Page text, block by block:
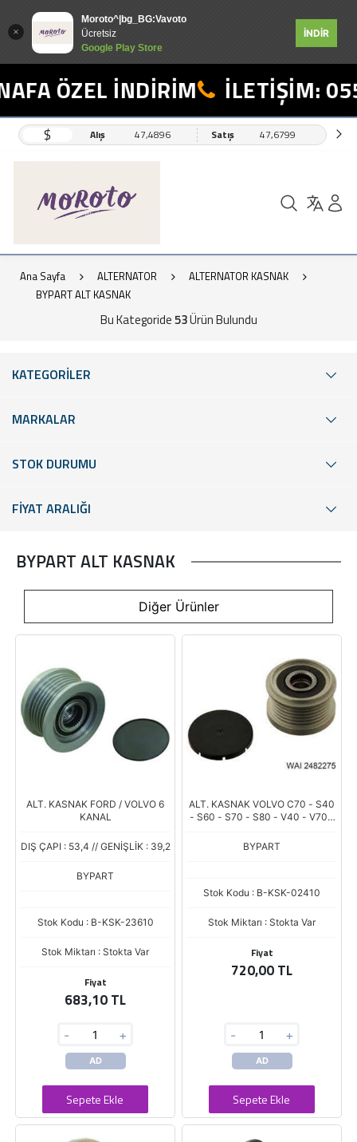
Moroto^|bg_BG:Vavoto
Ücretsiz
Google Play Store
İNDİR
İNDİRİM İLETİŞİM: 0554
$ Alış 47,4896 Satış 47,6799
Ana Sayfa ALTERNATOR
ALTERNATOR KASNAK
BYPART ALT KASNAK
Bu Kategoride53Ürün Bulundu
KATEGORİLER
MARKALAR
STOK DURUMU
FİYAT ARALIĞI
BYPART ALT KASNAK
Diğer Ürünler
ALT. KASNAK FORD / VOLVO 6
KANAL
DIŞ ÇAPI : 53,4 // GENİŞLİK : 39,2
BYPART
Stok Kodu : B-KSK-23610
Stok Miktarı : Stokta Var
Fiyat
683,10 TL
- +
AD
Sepete Ekle
ALT. KASNAK VOLVO C70 - S40
- S60 - S70 - S80 - V40 - V70 -
BYPART
Stok Kodu : B-KSK-02410
Stok Miktarı : Stokta Var
Fiyat
720,00 TL
- +
AD
Sepete Ekle